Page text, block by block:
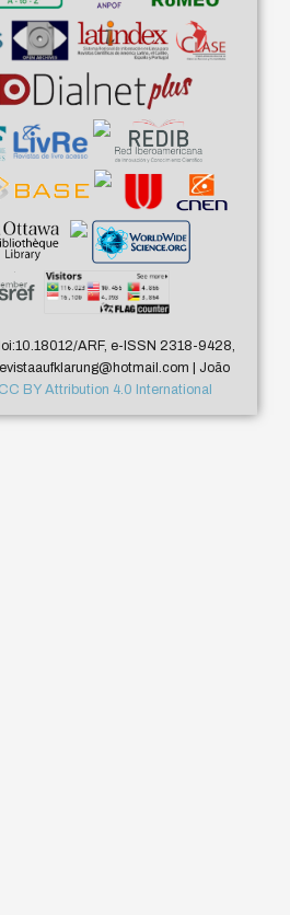
ARF, e-ISSN 2318-9428,
| João
CC BY Attribution 4.0 International